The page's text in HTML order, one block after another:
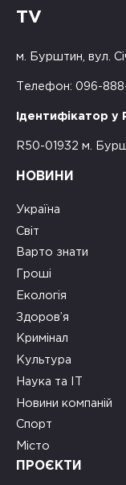
TV
м. Бурштин, вул.
Телефон: 096-
Ідентифікатор у
R50-01932 м.
НОВИНИ
Україна
Світ
Варто знати
Гроші
Екологія
Здоров’я
Кримінал
Культура
Наука та ІТ
Новини компаній
Спорт
Місто
ПРОЄКТИ